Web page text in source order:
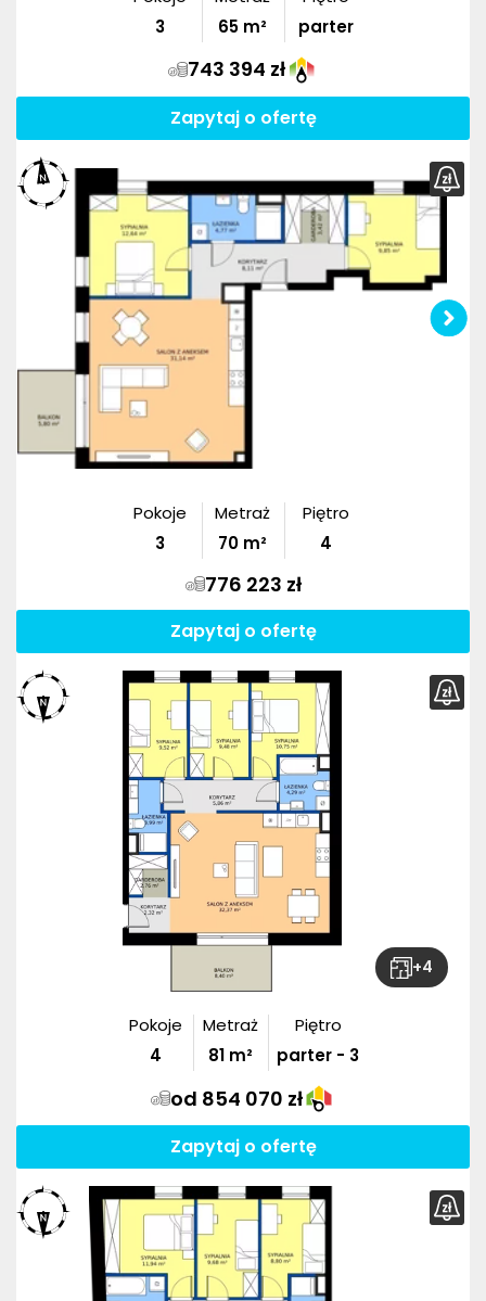
3
65 m²
parter
743 394 zł
Zapytaj o ofertę
Pokoje
3
Metraż
70 m²
Piętro
4
776 223 zł
Zapytaj o ofertę
+4
Pokoje
4
Metraż
81 m²
Piętro
parter - 3
od 854 070 zł
Zapytaj o ofertę